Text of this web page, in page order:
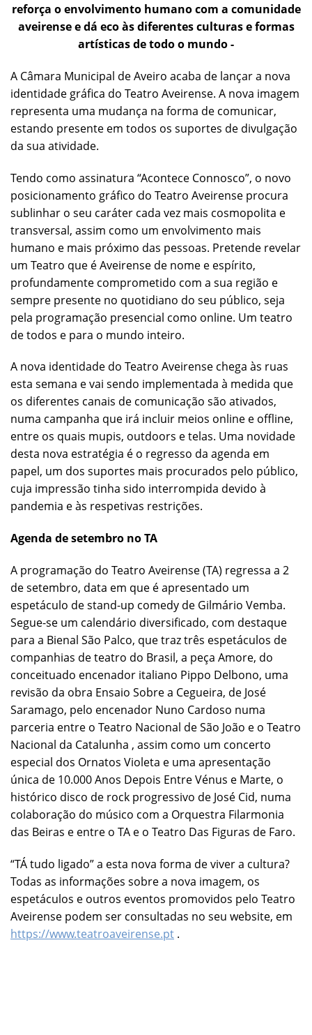
reforça o envolvimento humano com a comunidade
aveirense e dá eco às diferentes culturas e formas
artísticas de todo o mundo -
A Câmara Municipal de Aveiro acaba de lançar a nova
identidade gráfica do Teatro Aveirense. A nova imagem
representa uma mudança na forma de comunicar,
estando presente em todos os suportes de divulgação
da sua atividade.
Tendo como assinatura “Acontece Connosco”, o novo
posicionamento gráfico do Teatro Aveirense procura
sublinhar o seu caráter cada vez mais cosmopolita e
transversal, assim como um envolvimento mais
humano e mais próximo das pessoas. Pretende revelar
um Teatro que é Aveirense de nome e espírito,
profundamente comprometido com a sua região e
sempre presente no quotidiano do seu público, seja
pela programação presencial como online. Um teatro
de todos e para o mundo inteiro.
A nova identidade do Teatro Aveirense chega às ruas
esta semana e vai sendo implementada à medida que
os diferentes canais de comunicação são ativados,
numa campanha que irá incluir meios online e offline,
entre os quais mupis, outdoors e telas. Uma novidade
desta nova estratégia é o regresso da agenda em
papel, um dos suportes mais procurados pelo público,
cuja impressão tinha sido interrompida devido à
pandemia e às respetivas restrições.
Agenda de setembro no TA
A programação do Teatro Aveirense (TA) regressa a 2
de setembro, data em que é apresentado um
espetáculo de stand-up comedy de Gilmário Vemba.
Segue-se um calendário diversificado, com destaque
para a Bienal São Palco, que traz três espetáculos de
companhias de teatro do Brasil, a peça Amore, do
conceituado encenador italiano Pippo Delbono, uma
revisão da obra Ensaio Sobre a Cegueira, de José
Saramago, pelo encenador Nuno Cardoso numa
parceria entre o Teatro Nacional de São João e o Teatro
Nacional da Catalunha , assim como um concerto
especial dos Ornatos Violeta e uma apresentação
única de 10.000 Anos Depois Entre Vénus e Marte, o
histórico disco de rock progressivo de José Cid, numa
colaboração do músico com a Orquestra Filarmonia
das Beiras e entre o TA e o Teatro Das Figuras de Faro.
“TÁ tudo ligado” a esta nova forma de viver a cultura?
Todas as informações sobre a nova imagem, os
espetáculos e outros eventos promovidos pelo Teatro
Aveirense podem ser consultadas no seu website, em
https://www.teatroaveirense.pt .